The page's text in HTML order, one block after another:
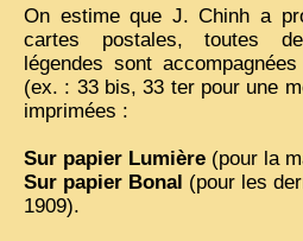
On estime que J. Chinh a
cartes postales, toutes
légendes sont
(ex. : 33 bis, 33 ter pour une
imprimées :
Sur papier Lumière (pour la
Sur papier Bonal (pour les
1909).